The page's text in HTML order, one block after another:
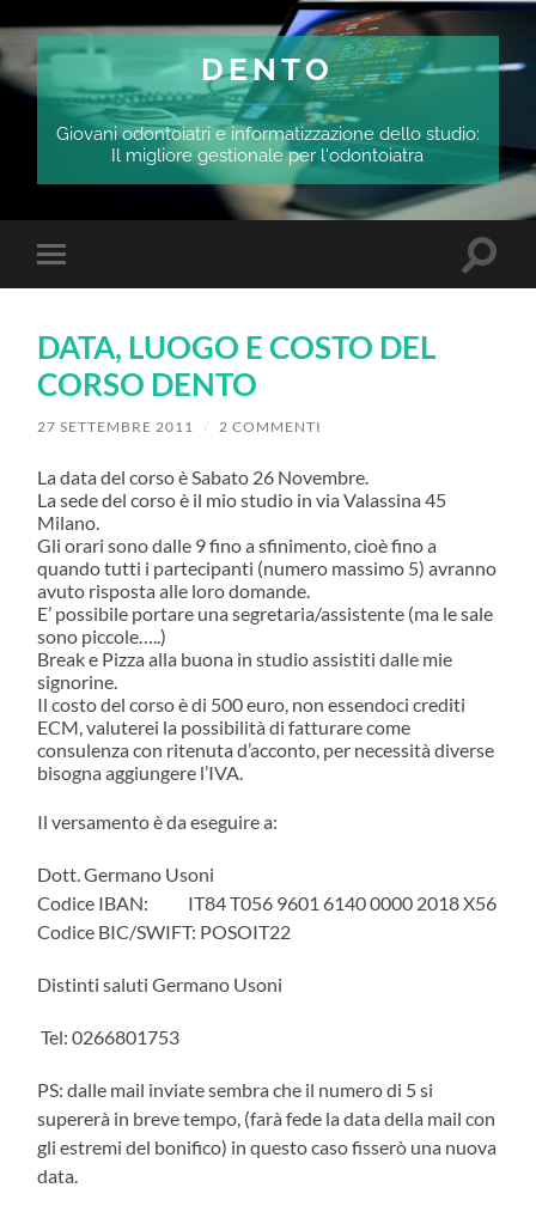
DENTO
Giovani odontoiatri e informatizzazione dello studio:
Il migliore gestionale per l'odontoiatra
Attiva/disattiva
il
dispositivi
mobili
DATA, LUOGO E COSTO DEL
CORSO DENTO
27 SETTEMBRE 2011 / 2 COMMENTI
La data del corso è Sabato 26 Novembre.
La sede del corso è il mio studio in via Valassina 45
Milano.
Gli orari sono dalle 9 fino a sfinimento, cioè fino a
quando tutti i partecipanti (numero massimo 5) avranno
avuto risposta alle loro domande.
E’ possibile portare una segretaria/assistente (ma le sale
sono piccole…..)
Break e Pizza alla buona in studio assistiti dalle mie
signorine.
Il costo del corso è di 500 euro, non essendoci crediti
ECM, valuterei la possibilità di fatturare come
consulenza con ritenuta d’acconto, per necessità diverse
bisogna aggiungere l’IVA.
Il versamento è da eseguire a:
Dott. Germano Usoni
Codice IBAN: IT84 T056 9601 6140 0000 2018 X56
Codice BIC/SWIFT: POSOIT22
Distinti saluti Germano Usoni
Tel: 0266801753
PS: dalle mail inviate sembra che il numero di 5 si
supererà in breve tempo, (farà fede la data della mail con
gli estremi del bonifico) in questo caso fisserò una nuova
data.